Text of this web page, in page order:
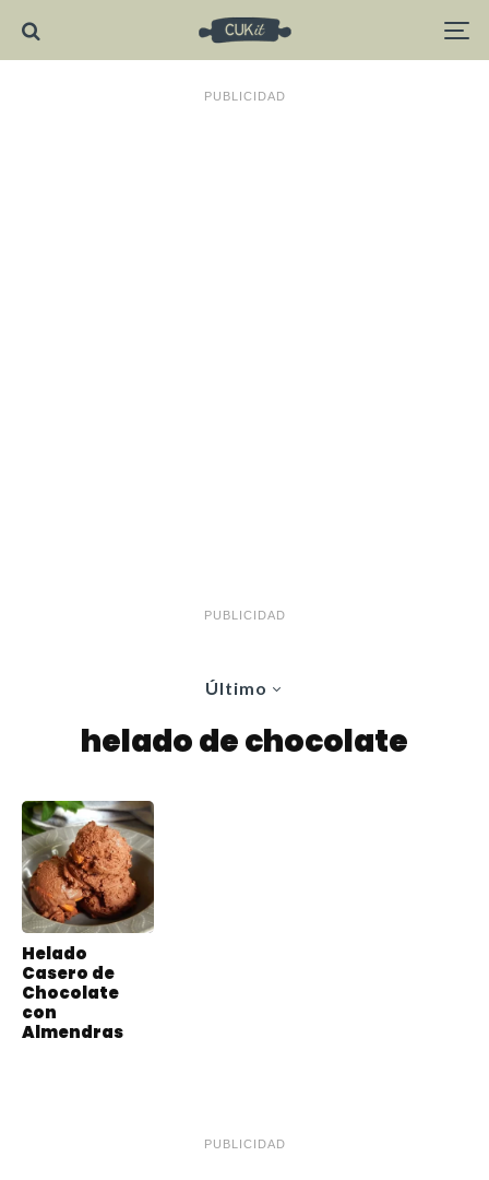
PUBLICIDAD
PUBLICIDAD
Último
helado de chocolate
Helado
Casero de
Chocolate
con
Almendras
PUBLICIDAD